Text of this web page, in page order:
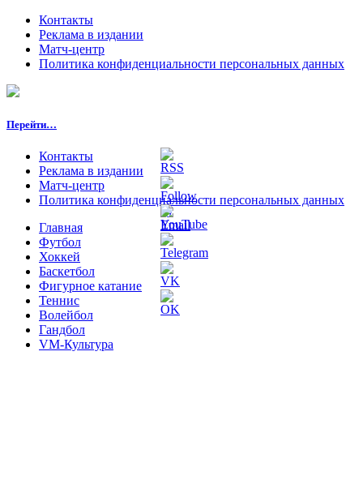
Контакты
Реклама в издании
Матч-центр
Политика конфиденциальности персональных данных
Перейти…
Контакты
Реклама в издании
Матч-центр
Политика конфиденциальности персональных данных
Главная
Футбол
Хоккей
Баскетбол
Фигурное катание
Теннис
Волейбол
Гандбол
VM-Культура